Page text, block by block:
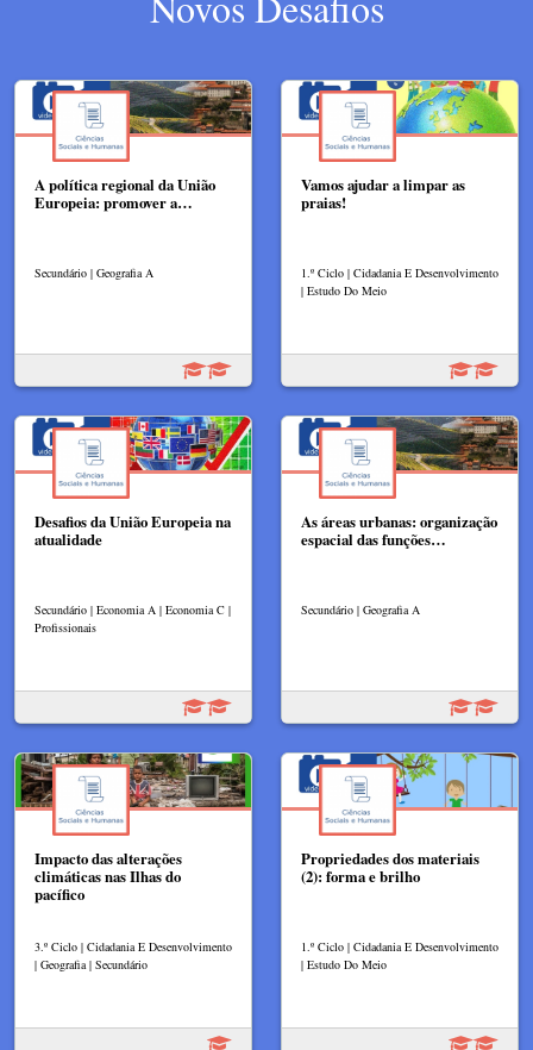
A política regional da União
Europeia: promover a…
Secundário | Geografia A
Vamos ajudar a limpar as
praias!
1.º Ciclo | Cidadania E Desenvolvimento
| Estudo Do Meio
Desafios da União Europeia na
atualidade
Secundário | Economia A | Economia C |
Profissionais
As áreas urbanas: organização
espacial das funções…
Secundário | Geografia A
Impacto das alterações
climáticas nas Ilhas do
pacífico
3.º Ciclo | Cidadania E Desenvolvimento
| Geografia | Secundário
Propriedades dos materiais
(2): forma e brilho
1.º Ciclo | Cidadania E Desenvolvimento
| Estudo Do Meio